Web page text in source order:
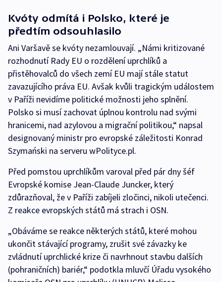
Kvóty odmítá i Polsko, které je
předtím odsouhlasilo
Ani Varšavě se kvóty nezamlouvají. „Námi kritizované
rozhodnutí Rady EU o rozdělení uprchlíků a
přistěhovalců do všech zemí EU mají stále statut
zavazujícího práva EU. Avšak kvůli tragickým událostem
v Paříži nevidíme politické možnosti jeho splnění.
Polsko si musí zachovat úplnou kontrolu nad svými
hranicemi, nad azylovou a migrační politikou,“ napsal
designovaný ministr pro evropské záležitosti Konrad
Szymański na serveru wPolityce.pl.
Před pomstou uprchlíkům varoval před pár dny šéf
Evropské komise Jean-Claude Juncker, který
zdůrazňoval, že v Paříži zabíjeli zločinci, nikoli utečenci.
Z reakce evropských států má strach i OSN.
„Obáváme se reakce některých států, které mohou
ukončit stávající programy, zrušit své závazky ke
zvládnutí uprchlické krize či navrhnout stavbu dalších
(pohraničních) bariér,“ podotkla mluvčí Úřadu vysokého